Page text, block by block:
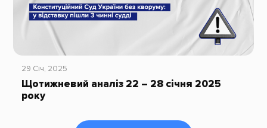
29 Січ, 2025
Щотижневий аналіз 22 – 28 січня 2025
року